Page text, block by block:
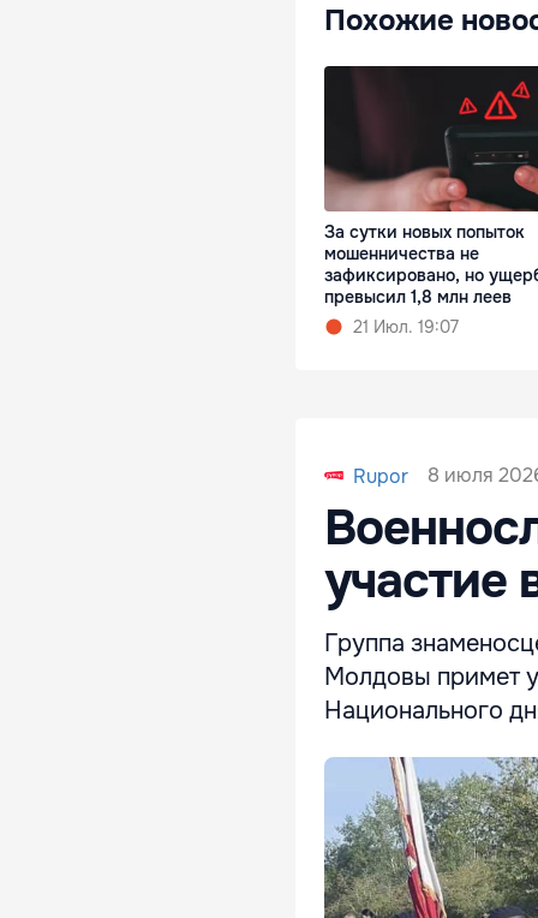
Похожие
За сутки новых попыток
мошенничества не
зафиксировано, но
превысил 1,8 млн леев
21 Июл. 19:07
Rupor 8 июля
участие
Группа
Молдовы примет
Национального